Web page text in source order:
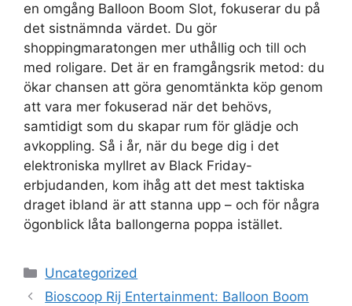
en omgång Balloon Boom Slot, fokuserar du på
det sistnämnda värdet. Du gör
shoppingmaratongen mer uthållig och till och
med roligare. Det är en framgångsrik metod: du
ökar chansen att göra genomtänkta köp genom
att vara mer fokuserad när det behövs,
samtidigt som du skapar rum för glädje och
avkoppling. Så i år, när du bege dig i det
elektroniska myllret av Black Friday-
erbjudanden, kom ihåg att det mest taktiska
draget ibland är att stanna upp – och för några
ögonblick låta ballongerna poppa istället.
Categories
Uncategorized
Bioscoop Rij Entertainment: Balloon Boom